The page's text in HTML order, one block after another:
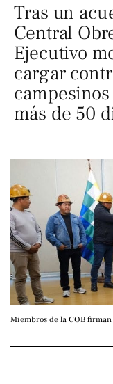
Tras un
Central
Ejecutivo
cargar
más de 50
Miembros de la COB